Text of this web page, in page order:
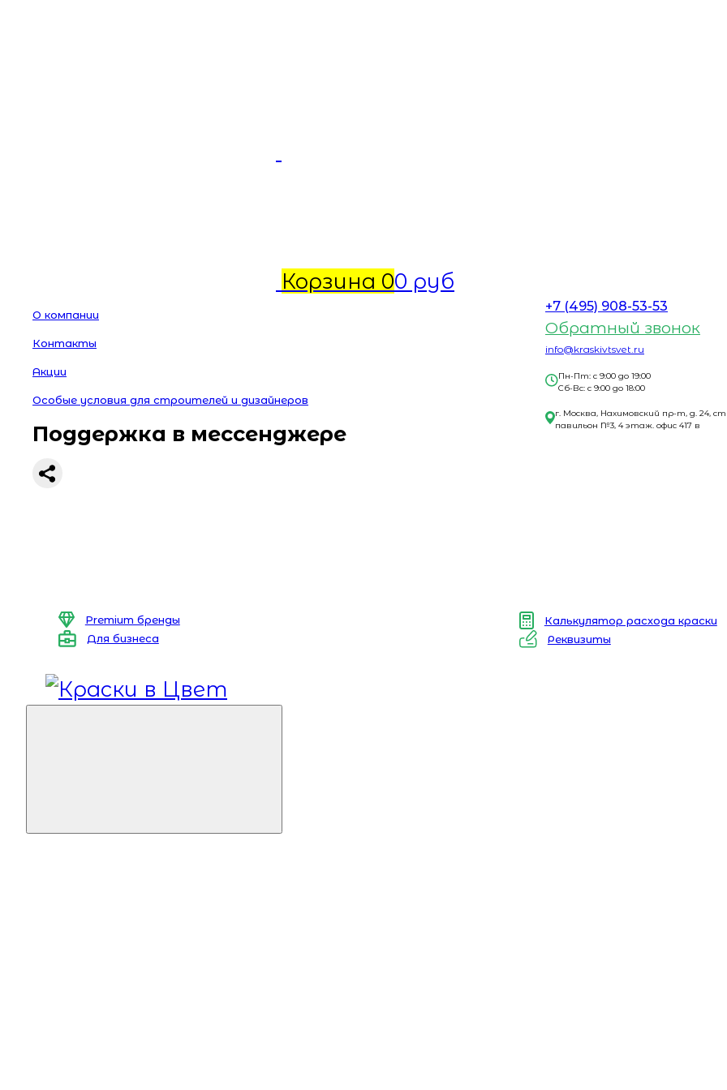
Корзина 00 руб
О компании
Контакты
Акции
Особые условия для строителей и дизайнеров
Поддержка в мессенджере
+7 (495) 908-53-53
Обратный звонок
info@kraskivtsvet.ru
Пн-Пт: с 9:00 до 19:00
Сб-Вс: с 9:00 до 18:00
г. Москва, Нахимовский пр-т, д. 24,
павильон №3, 4 этаж. офис 417 в
Premium бренды
Калькулятор расхода краски
Для бизнеса
Реквизиты